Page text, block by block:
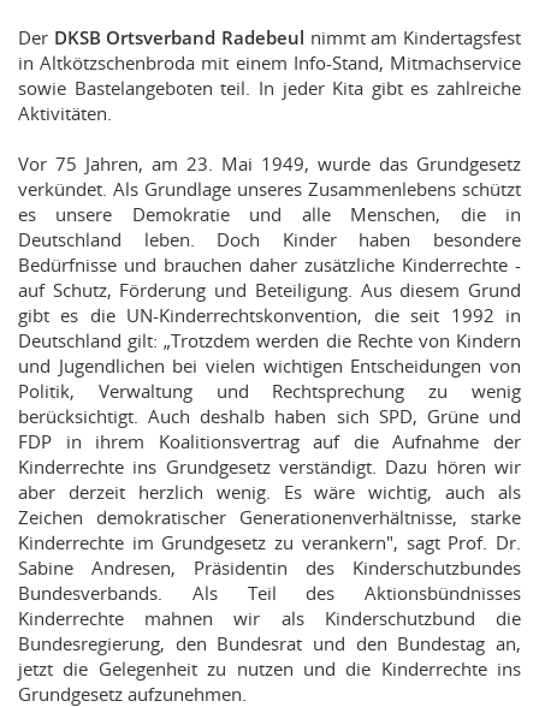
Der DKSB Ortsverband Radebeul nimmt am Kindertagsfest
in Altkötzschenbroda mit einem Info-Stand, Mitmachservice
sowie Bastelangeboten teil. In jeder Kita gibt es zahlreiche
Aktivitäten.
Vor 75 Jahren, am 23. Mai 1949, wurde das Grundgesetz
verkündet. Als Grundlage unseres Zusammenlebens schützt
es unsere Demokratie und alle Menschen, die in
Deutschland leben. Doch Kinder haben besondere
Bedürfnisse und brauchen daher zusätzliche Kinderrechte -
auf Schutz, Förderung und Beteiligung. Aus diesem Grund
gibt es die UN-Kinderrechtskonvention, die seit 1992 in
Deutschland gilt: „Trotzdem werden die Rechte von Kindern
und Jugendlichen bei vielen wichtigen Entscheidungen von
Politik, Verwaltung und Rechtsprechung zu wenig
berücksichtigt. Auch deshalb haben sich SPD, Grüne und
FDP in ihrem Koalitionsvertrag auf die Aufnahme der
Kinderrechte ins Grundgesetz verständigt. Dazu hören wir
aber derzeit herzlich wenig. Es wäre wichtig, auch als
Zeichen demokratischer Generationenverhältnisse, starke
Kinderrechte im Grundgesetz zu verankern", sagt Prof. Dr.
Sabine Andresen, Präsidentin des Kinderschutzbundes
Bundesverbands. Als Teil des Aktionsbündnisses
Kinderrechte mahnen wir als Kinderschutzbund die
Bundesregierung, den Bundesrat und den Bundestag an,
jetzt die Gelegenheit zu nutzen und die Kinderrechte ins
Grundgesetz aufzunehmen.